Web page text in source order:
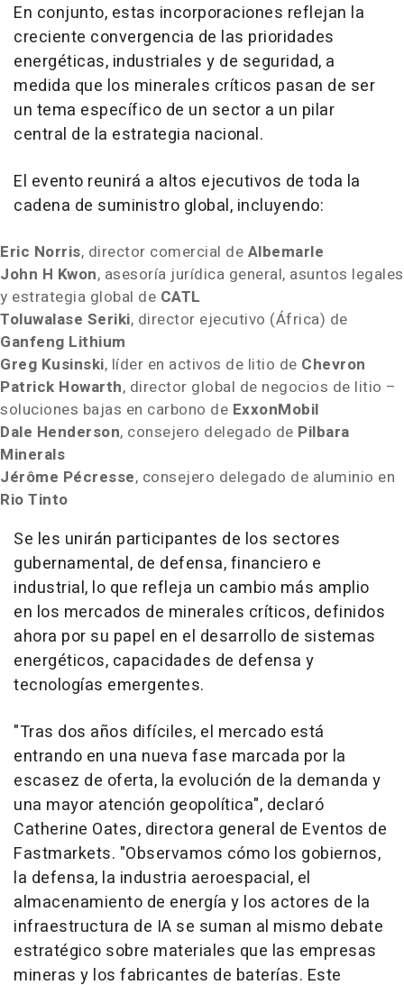
En conjunto, estas incorporaciones reflejan la
creciente convergencia de las prioridades
energéticas, industriales y de seguridad, a
medida que los minerales críticos pasan de ser
un tema específico de un sector a un pilar
central de la estrategia nacional.
El evento reunirá a altos ejecutivos de toda la
cadena de suministro global, incluyendo:
Eric Norris, director comercial de Albemarle
John H Kwon, asesoría jurídica general, asuntos legales
y estrategia global de CATL
Toluwalase Seriki, director ejecutivo (África) de
Ganfeng Lithium
Greg Kusinski, líder en activos de litio de Chevron
Patrick Howarth, director global de negocios de litio –
soluciones bajas en carbono de ExxonMobil
Dale Henderson, consejero delegado de Pilbara
Minerals
Jérôme Pécresse, consejero delegado de aluminio en
Rio Tinto
Se les unirán participantes de los sectores
gubernamental, de defensa, financiero e
industrial, lo que refleja un cambio más amplio
en los mercados de minerales críticos, definidos
ahora por su papel en el desarrollo de sistemas
energéticos, capacidades de defensa y
tecnologías emergentes.
"Tras dos años difíciles, el mercado está
entrando en una nueva fase marcada por la
escasez de oferta, la evolución de la demanda y
una mayor atención geopolítica", declaró
Catherine Oates, directora general de Eventos de
Fastmarkets. "Observamos cómo los gobiernos,
la defensa, la industria aeroespacial, el
almacenamiento de energía y los actores de la
infraestructura de IA se suman al mismo debate
estratégico sobre materiales que las empresas
mineras y los fabricantes de baterías. Este